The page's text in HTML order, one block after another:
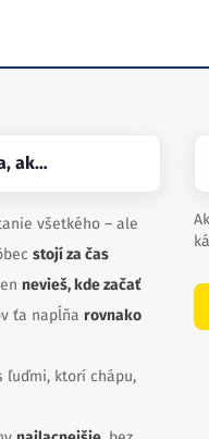
ak…
všetkého – ale
stojí za čas
nevieš, kde začať
ťa napĺňa rovnako
ľuďmi, ktorí chápu,